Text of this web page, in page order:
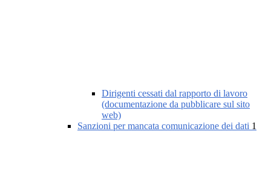
Dirigenti cessati dal rapporto di lavoro
(documentazione da pubblicare sul sito
web)
Sanzioni per mancata comunicazione dei dati 1